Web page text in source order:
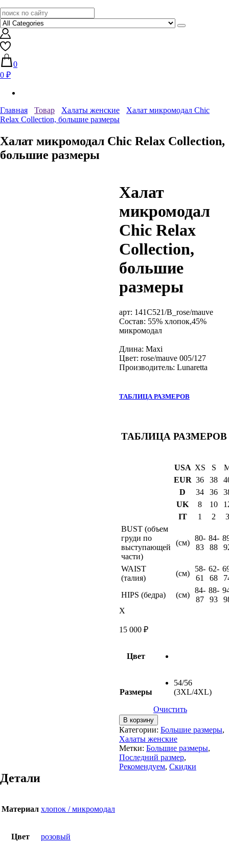
0
0 ₽
Главная Товар Халаты женские
Халат микромодал Chic
Relax Collection, большие размеры
Халат микромодал Chic Relax Collection,
большие размеры
Халат
микромодал
Chic Relax
Collection,
большие
размеры
арт: 141C521/B_rose/mauve
Состав: 55% хлопок,45%
микромодал
Длина: Maxi
Цвет: rose/mauve 005/127
Производитель: Lunaretta
ТАБЛИЦА РАЗМЕРОВ
ТАБЛИЦА РАЗМЕРОВ
USA XS S
EUR 36 38
D
34 36
UK
8 10
IT
1 2
BUST (объем
груди по
выступающей
части)
(см)
80-
83
84-
88
WAIST
(талия)
(см)
58-
61
62-
68
HIPS (бедра)
(см)
84-
87
88-
93
X
15 000 ₽
Цвет
Размеры
54/56
(3XL/4XL)
Очистить
Количество
товара
Халат
микромодал
Chic
Relax
Collection,
В корзину
Категории: Большие размеры,
Халаты женские
Метки: Большие размеры,
Последний размер,
Рекомендуем, Скидки
Детали
Материал хлопок / микромодал
Цвет розовый